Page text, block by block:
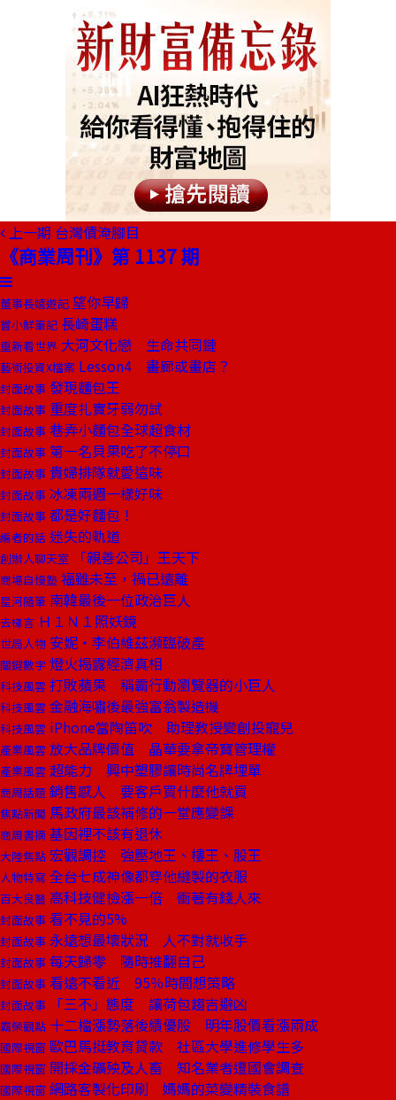
上一期 台灣債淹腳目
《商業周刊》第 1137 期
董事長嬉遊記 望你早歸
嘗小鮮筆記 長崎蛋糕
重新看世界 大河文化戀 生命共同鏈
藝術投資X檔案 Lesson4 畫廊或畫店？
封面故事 發現麵包王
封面故事 重度扎實牙弱勿試
封面故事 巷弄小麵包全球超食材
封面故事 第一名貝果吃了不停口
封面故事 貴婦排隊就愛這味
封面故事 冰凍兩週一樣好味
封面故事 都是好麵包！
編者的話 迷失的軌道
創辦人聊天室 「親善公司」王天下
商場自慢塾 福雖未至，禍已遠離
星河隨筆 南韓最後一位政治巨人
去梯言 Ｈ１Ｎ１照妖鏡
世局人物 安妮‧李伯維茲瀕臨破產
關鍵數字 燈火揭露經濟真相
科技風雲 打敗蘋果 稱霸行動瀏覽器的小巨人
科技風雲 金融海嘯後最強富翁製造機
科技風雲 iPhone當陶笛吹 助理教授變創投寵兒
產業風雲 放大品牌價值 晶華要拿帝寶管理權
產業風雲 超能力 興中塑膠讓時尚名牌埋單
商周話題 銷售感人 要客戶買什麼他就買
焦點新聞 馬政府最該補修的一堂應變課
商周書摘 基因裡不該有退休
大陸焦點 宏觀調控 強壓地王、樓王、股王
人物特寫 全台七成神像都穿他縫製的衣服
百大良醫 高科技健檢漲一倍 衝著有錢人來
封面故事 看不見的5%
封面故事 永遠想最壞狀況 人不對就收手
封面故事 每天歸零 隨時推翻自己
封面故事 看遠不看近 95％時間想策略
封面故事 「三不」態度 讓荷包趨吉避凶
霸榮觀點 十二檔漲勢落後績優股 明年股價看漲兩成
國際視窗 歐巴馬挺教育貸款 社區大學進修學生多
國際視窗 開採金礦殃及人畜 知名業者遭國會調查
國際視窗 網路客製化印刷 媽媽的菜變精裝食譜